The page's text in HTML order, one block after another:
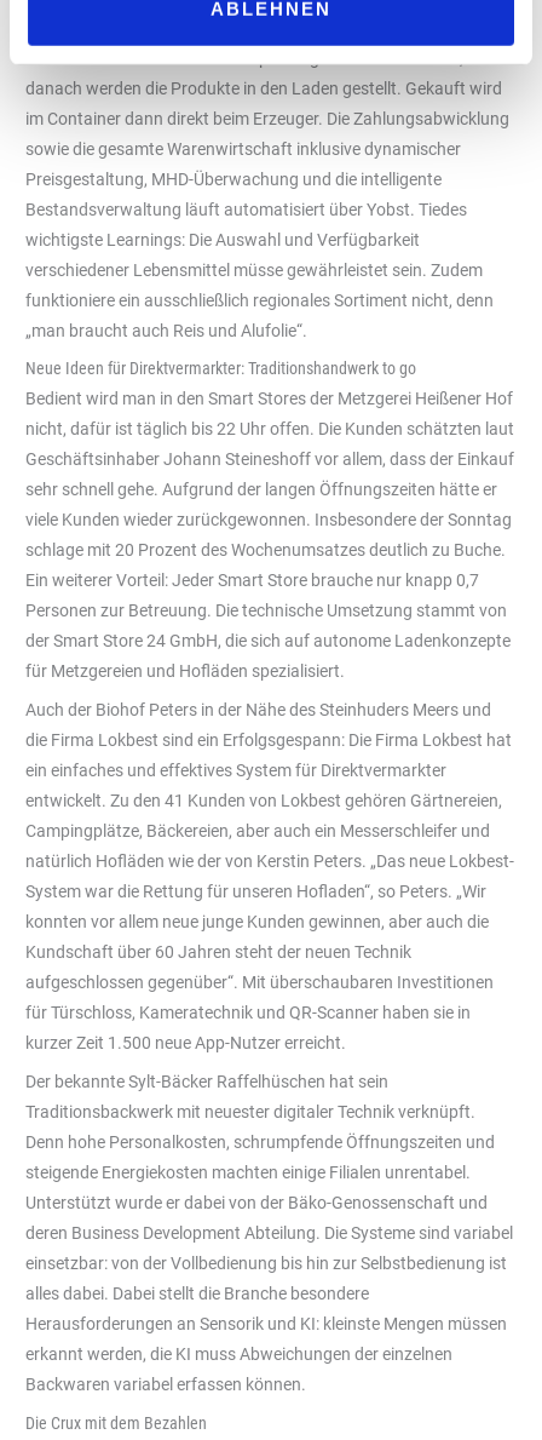
ABLEHNEN
danach werden die Produkte in den Laden gestellt. Gekauft wird
im Container dann direkt beim Erzeuger. Die Zahlungsabwicklung
sowie die gesamte Warenwirtschaft inklusive dynamischer
Preisgestaltung, MHD-Überwachung und die intelligente
Bestandsverwaltung läuft automatisiert über Yobst. Tiedes
wichtigste Learnings: Die Auswahl und Verfügbarkeit
verschiedener Lebensmittel müsse gewährleistet sein. Zudem
funktioniere ein ausschließlich regionales Sortiment nicht, denn
„man braucht auch Reis und Alufolie“.
Neue Ideen für Direktvermarkter: Traditionshandwerk to go
Bedient wird man in den Smart Stores der Metzgerei Heißener Hof
nicht, dafür ist täglich bis 22 Uhr offen. Die Kunden schätzten laut
Geschäftsinhaber Johann Steineshoff vor allem, dass der Einkauf
sehr schnell gehe. Aufgrund der langen Öffnungszeiten hätte er
viele Kunden wieder zurückgewonnen. Insbesondere der Sonntag
schlage mit 20 Prozent des Wochenumsatzes deutlich zu Buche.
Ein weiterer Vorteil: Jeder Smart Store brauche nur knapp 0,7
Personen zur Betreuung. Die technische Umsetzung stammt von
der Smart Store 24 GmbH, die sich auf autonome Ladenkonzepte
für Metzgereien und Hofläden spezialisiert.
Auch der Biohof Peters in der Nähe des Steinhuders Meers und
die Firma Lokbest sind ein Erfolgsgespann: Die Firma Lokbest hat
ein einfaches und effektives System für Direktvermarkter
entwickelt. Zu den 41 Kunden von Lokbest gehören Gärtnereien,
Campingplätze, Bäckereien, aber auch ein Messerschleifer und
natürlich Hofläden wie der von Kerstin Peters. „Das neue Lokbest-
System war die Rettung für unseren Hofladen“, so Peters. „Wir
konnten vor allem neue junge Kunden gewinnen, aber auch die
Kundschaft über 60 Jahren steht der neuen Technik
aufgeschlossen gegenüber“. Mit überschaubaren Investitionen
für Türschloss, Kameratechnik und QR-Scanner haben sie in
kurzer Zeit 1.500 neue App-Nutzer erreicht.
Der bekannte Sylt-Bäcker Raffelhüschen hat sein
Traditionsbackwerk mit neuester digitaler Technik verknüpft.
Denn hohe Personalkosten, schrumpfende Öffnungszeiten und
steigende Energiekosten machten einige Filialen unrentabel.
Unterstützt wurde er dabei von der Bäko-Genossenschaft und
deren Business Development Abteilung. Die Systeme sind variabel
einsetzbar: von der Vollbedienung bis hin zur Selbstbedienung ist
alles dabei. Dabei stellt die Branche besondere
Herausforderungen an Sensorik und KI: kleinste Mengen müssen
erkannt werden, die KI muss Abweichungen der einzelnen
Backwaren variabel erfassen können.
Die Crux mit dem Bezahlen